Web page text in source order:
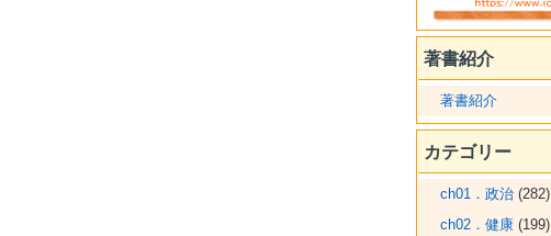
著書紹介
著書紹介
カテゴリー
ch01．政治(282)
ch02．健康(199)